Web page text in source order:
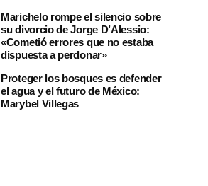
Marichelo rompe el silencio sobre
su divorcio de Jorge D’Alessio:
«Cometió errores que no estaba
dispuesta a perdonar»
Proteger los bosques es defender
el agua y el futuro de México:
Marybel Villegas